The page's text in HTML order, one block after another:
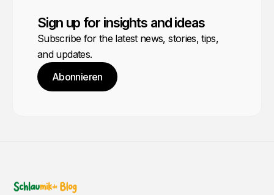
Sign up for insights and ideas
Subscribe for the latest news, stories, tips,
and updates.
Abonnieren